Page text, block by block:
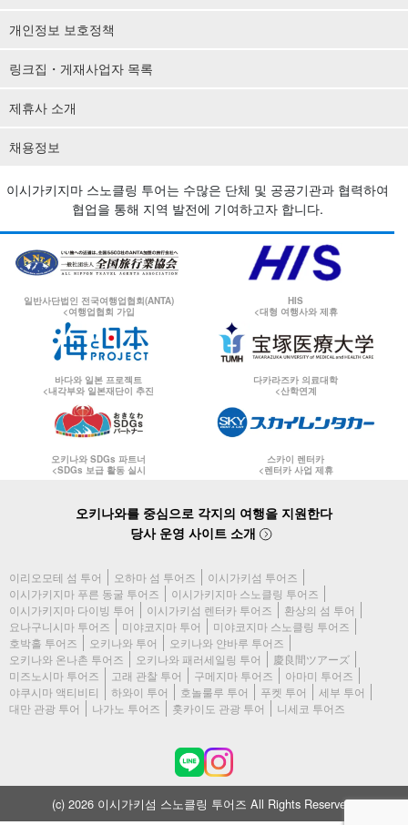
개인정보 보호정책
링크집・게재사업자 목록
제휴사 소개
채용정보
이시가키지마 스노클링 투어는 수많은 단체 및 공공기관과 협력하여
협업을 통해 지역 발전에 기여하고자 합니다.
일반사단법인 전국여행업협회(ANTA)
<여행업협회 가입
HIS
<대형 여행사와 제휴
바다와 일본 프로젝트
<내각부와 일본재단이 추진
다카라즈카 의료대학
<산학연계
오키나와 SDGs 파트너
<SDGs 보급 활동 실시
스카이 렌터카
<렌터카 사업 제휴
오키나와를 중심으로 각지의 여행을 지원한다
당사 운영 사이트 소개
이리오모테 섬 투어 오하마 섬 투어즈
이시가키섬 투어즈
이시가키지마 푸른 동굴 투어즈
이시가키지마 스노클링 투어즈
이시가키지마 다이빙 투어
이시가키섬 렌터카 투어즈
환상의 섬 투어
요나구니시마 투어즈
미야코지마 투어
미야코지마 스노클링 투어즈
호박홀 투어즈
오키나와 투어
오키나와 얀바루 투어즈
오키나와 온나촌 투어즈
오키나와 패러세일링 투어
慶良間ツアーズ
미즈노시마 투어즈
고래 관찰 투어 구메지마 투어즈
아마미 투어즈
야쿠시마 액티비티
하와이 투어 호놀룰루 투어 푸켓 투어
세부 투어
대만 관광 투어
나가노 투어즈 홋카이도 관광 투어 니세코 투어즈
(c) 2026 이시가키섬 스노클링 투어즈 All Rights Reserved.